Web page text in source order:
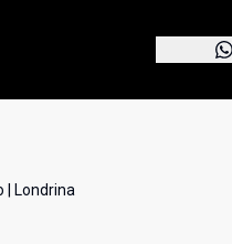
| Londrina